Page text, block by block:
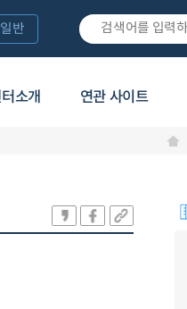
소개 연관 사이트
반